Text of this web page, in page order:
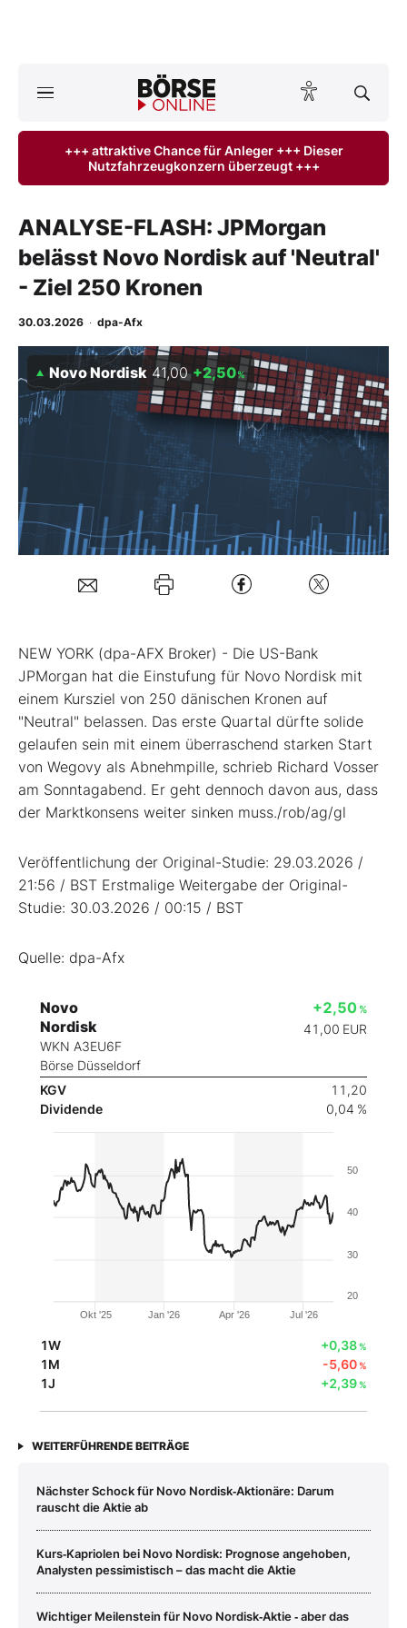
ktuelle Ausgabe BÖRSE ONLINE lesen
Finanz-Check
BO-Musterdepots
Experten
Mein Konto
+++ attraktive Chance für Anleger +++ Dieser
Nutzfahrzeugkonzern überzeugt +++
ANALYSE-FLASH: JPMorgan
belässt Novo Nordisk auf 'Neutral'
- Ziel 250 Kronen
30.03.2026 · dpa-Afx
Novo Nordisk 41,00 +2,50%
NEW YORK (dpa-AFX Broker) - Die US-Bank
JPMorgan hat die Einstufung für Novo Nordisk mit
einem Kursziel von 250 dänischen Kronen auf
"Neutral" belassen. Das erste Quartal dürfte solide
gelaufen sein mit einem überraschend starken Start
von Wegovy als Abnehmpille, schrieb Richard Vosser
am Sonntagabend. Er geht dennoch davon aus, dass
der Marktkonsens weiter sinken muss./rob/ag/gl
Veröffentlichung der Original-Studie: 29.03.2026 /
21:56 / BST Erstmalige Weitergabe der Original-
Studie: 30.03.2026 / 00:15 / BST
Quelle: dpa-Afx
Novo
Nordisk
WKN A3EU6F
Börse Düsseldorf
+2,50 %
41,00 EUR
KGV
11,20
Dividende
0,04 %
Okt '25 Jan '26 Apr '26 Jul '26
20
30
40
50
1W +0,38%
1M -5,60%
1J +2,39%
WEITERFÜHRENDE BEITRÄGE
Nächster Schock für Novo Nordisk‑Aktionäre: Darum
rauscht die Aktie ab
Kurs‑Kapriolen bei Novo Nordisk: Prognose angehoben,
Analysten pessimistisch – das macht die Aktie
Wichtiger Meilenstein für Novo Nordisk‑Aktie ‑ aber das